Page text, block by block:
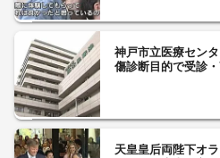
神戸市立医療セン
傷診断目的で受診
天皇皇后両陛下オ